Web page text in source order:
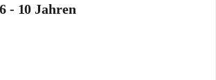
- 10 Jahren